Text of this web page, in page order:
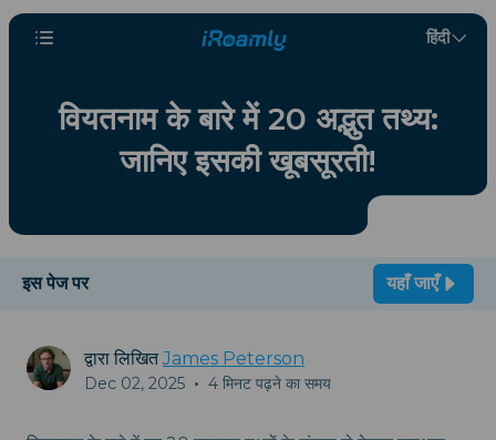
हिंदी
वियतनाम के बारे में 20 अद्भुत तथ्य:
जानिए इसकी खूबसूरती!
इस पेज पर यहाँ जाएँ
द्वारा लिखित James Peterson
Dec 02, 2025 • 4 मिनट पढ़ने का समय